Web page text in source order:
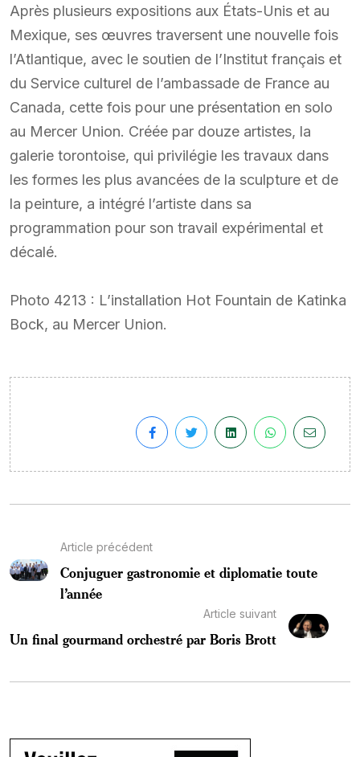
Après plusieurs expositions aux États-Unis et au
Mexique, ses œuvres traversent une nouvelle fois
l’Atlantique, avec le soutien de l’Institut français et
du Service culturel de l’ambassade de France au
Canada, cette fois pour une présentation en solo
au Mercer Union. Créée par douze artistes, la
galerie torontoise, qui privilégie les travaux dans
les formes les plus avancées de la sculpture et de
la peinture, a intégré l’artiste dans sa
programmation pour son travail expérimental et
décalé.
Photo 4213 : L’installation Hot Fountain de Katinka
Bock, au Mercer Union.
Article précédent
Conjuguer gastronomie et diplomatie toute
l’année
Article suivant
Un final gourmand orchestré par Boris Brott